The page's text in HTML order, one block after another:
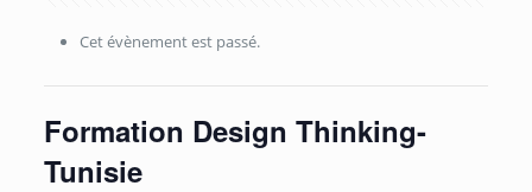
Cet évènement est passé.
Formation Design Thinking-
Tunisie